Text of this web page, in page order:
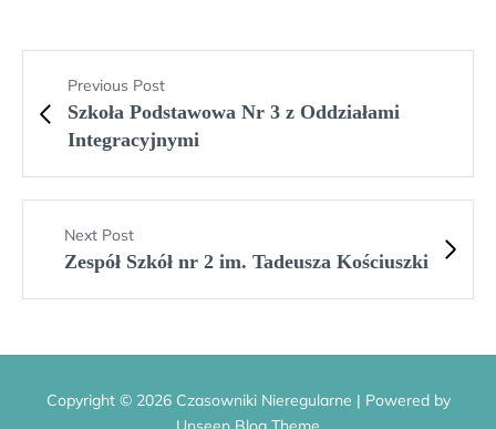
Previous Post
Szkoła Podstawowa Nr 3 z Oddziałami
Integracyjnymi
Next Post
Zespół Szkół nr 2 im. Tadeusza Kościuszki
Copyright © 2026 Czasowniki Nieregularne | Powered by